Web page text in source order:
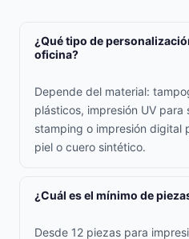
¿Qué tipo de
oficina?
Depende del material:
plásticos, impresión UV
stamping o impresión digital
piel o cuero sintético.
¿Cuál es el mínimo de
Desde 12 piezas para